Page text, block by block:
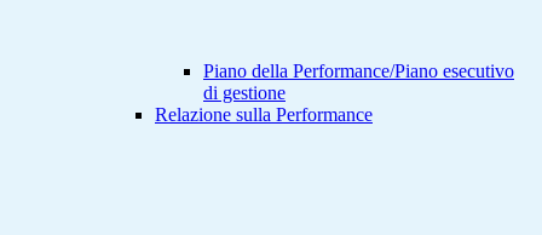
Piano della Performance/Piano esecutivo
di gestione
Relazione sulla Performance